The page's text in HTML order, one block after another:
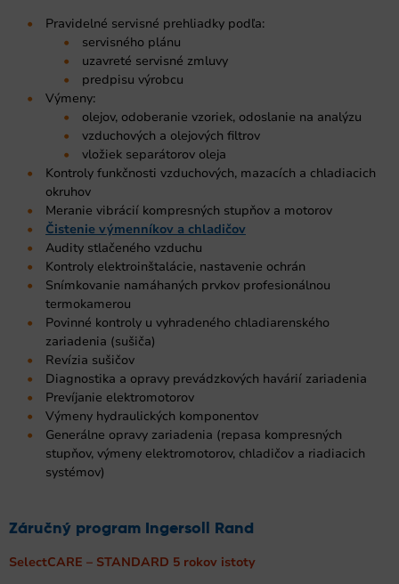
Pravidelné servisné prehliadky podľa:
servisného plánu
uzavreté servisné zmluvy
predpisu výrobcu
Výmeny:
olejov, odoberanie vzoriek, odoslanie na analýzu
vzduchových a olejových filtrov
vložiek separátorov oleja
Kontroly funkčnosti vzduchových, mazacích a chladiacich
okruhov
Meranie vibrácií kompresných stupňov a motorov
Čistenie výmenníkov a chladičov
Audity stlačeného vzduchu
Kontroly elektroinštalácie, nastavenie ochrán
Snímkovanie namáhaných prvkov profesionálnou
termokamerou
Povinné kontroly u vyhradeného chladiarenského
zariadenia (sušiča)
Revízia sušičov
Diagnostika a opravy prevádzkových havárií zariadenia
Prevíjanie elektromotorov
Výmeny hydraulických komponentov
Generálne opravy zariadenia (repasa kompresných
stupňov, výmeny elektromotorov, chladičov a riadiacich
systémov)
Záručný program Ingersoll Rand
SelectCARE – STANDARD 5 rokov istoty